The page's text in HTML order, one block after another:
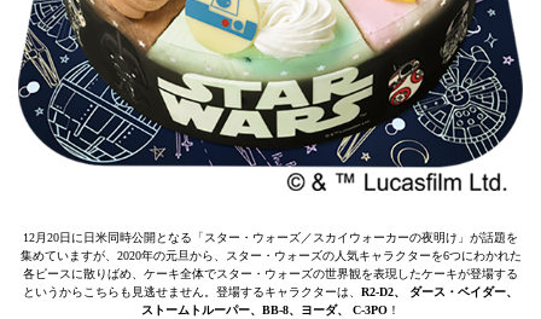
12月20日に日米同時公開となる「スター・ウォーズ／スカイウォーカーの夜明け」が話題を
集めていますが、2020年の元旦から、スター・ウォーズの人気キャラクターを6つにわかれた
各ピースに散りばめ、ケーキ全体でスター・ウォーズの世界観を表現したケーキが登場する
というからこちらも見逃せません。登場するキャラクターは、 R2-D2、 ダース・ベイダー、
ストームトルーパー、BB-8、ヨーダ、 C-3PO ！